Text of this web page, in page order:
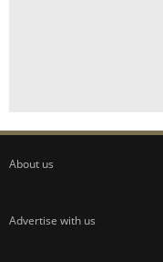
About us
Advertise with us